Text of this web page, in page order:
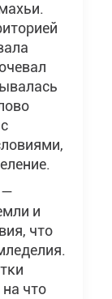
—
и
что
что